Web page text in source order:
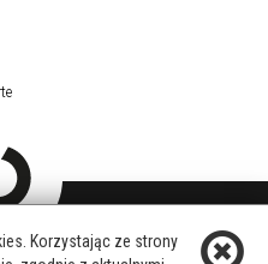
DOŁĄCZ DO NAS
Korzystając ze strony